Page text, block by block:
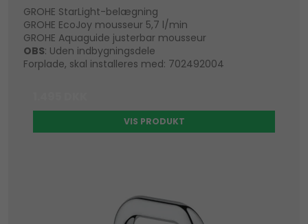
GROHE StarLight-belægning
GROHE EcoJoy mousseur 5,7 l/min
GROHE Aquaguide justerbar mousseur
OBS: Uden indbygningsdele
Forplade, skal installeres med: 702492004
VIS PRODUKT